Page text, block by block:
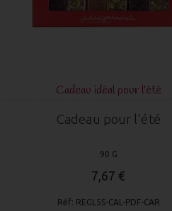
Cadeau idéal pour l'été
Cadeau pour l'été
90 G
7,67 €
Réf: REGL5S-CAL-PDF-CAR